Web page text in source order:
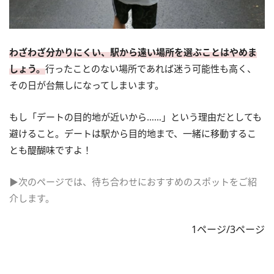
わざわざ分かりにくい、駅から遠い場所を選ぶことはやめま
しょう。行ったことのない場所であれば迷う可能性も高く、
その日が台無しになってしまいます。
もし「デートの目的地が近いから……」という理由だとしても
避けること。デートは駅から目的地まで、一緒に移動するこ
とも醍醐味ですよ！
▶次のページでは、待ち合わせにおすすめのスポットをご紹
介します。
1ページ/3ページ